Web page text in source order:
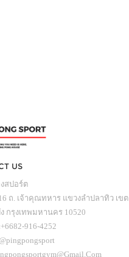
US
สปอร์ต
ถ. เจ้าคุณทหาร แขวงลำปลาทิว เขต
กรุงเทพมหานคร 10520
+6682-916-4252